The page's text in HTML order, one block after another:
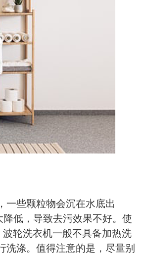
一些颗粒物会沉在水底出
低，导致去污效果不好。使
轮洗衣机一般不具备加热洗
洗涤。值得注意的是，尽量别